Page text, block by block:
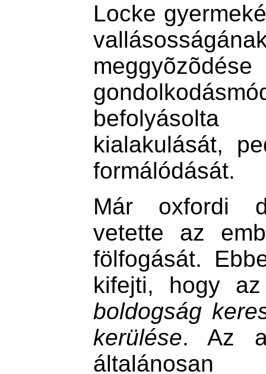
Locke
kialakulását,
formálódását.
Már oxfordi
vetette az
fölfogását.
kifejti, hogy
boldogság
kerülése. Az
általánosan